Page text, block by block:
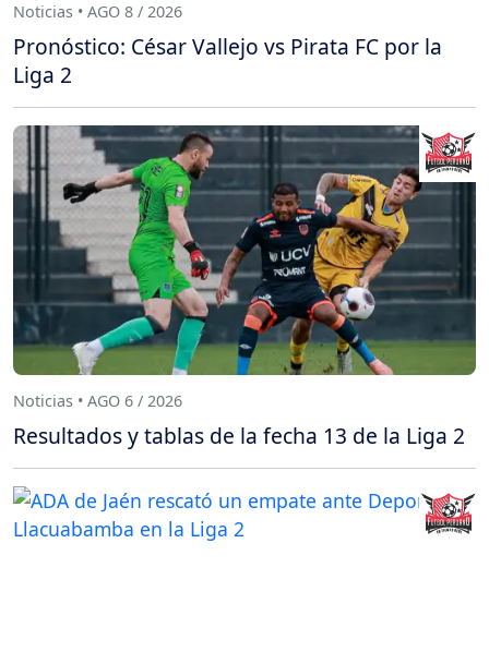
Noticias • AGO 8 / 2026
Pronóstico: César Vallejo vs Pirata FC por la
Liga 2
Noticias • AGO 6 / 2026
Resultados y tablas de la fecha 13 de la Liga 2